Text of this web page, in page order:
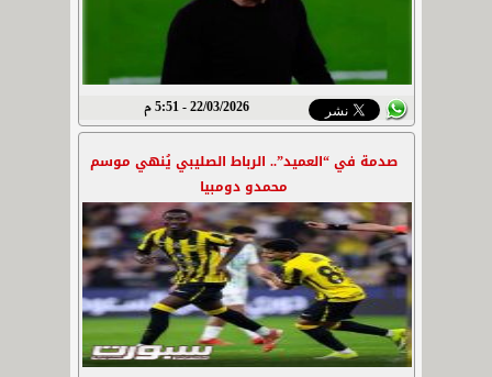
22/03/2026 - 5:51 م
صدمة في “العميد”.. الرباط الصليبي يُنهي موسم
محمدو دومبيا